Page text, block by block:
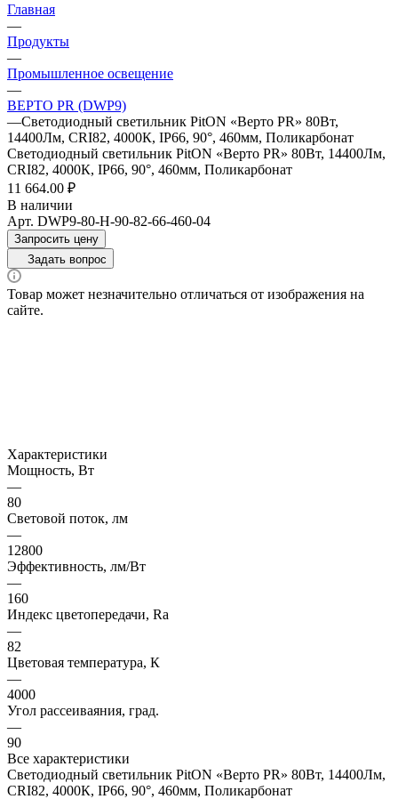
Главная
—
Продукты
—
Промышленное освещение
—
ВЕРТО PR (DWP9)
—Светодиодный светильник PitON «Верто PR» 80Вт,
14400Лм, CRI82, 4000К, IP66, 90°, 460мм, Поликарбонат
Светодиодный светильник PitON «Верто PR» 80Вт, 14400Лм,
CRI82, 4000К, IP66, 90°, 460мм, Поликарбонат
11 664.00 ₽
В наличии
Арт. DWP9-80-H-90-82-66-460-04
Запросить цену
Задать вопрос
Товар может незначительно отличаться от изображения на
сайте.
Характеристики
Мощность, Вт
—
80
Световой поток, лм
—
12800
Эффективность, лм/Вт
—
160
Индекс цветопередачи, Ra
—
82
Цветовая температура, К
—
4000
Угол рассеиваяния, град.
—
90
Все характеристики
Светодиодный светильник PitON «Верто PR» 80Вт, 14400Лм,
CRI82, 4000К, IP66, 90°, 460мм, Поликарбонат